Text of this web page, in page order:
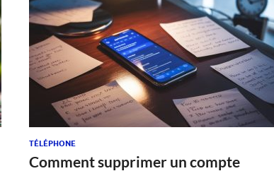
TÉLÉPHONE
Comment supprimer un compte